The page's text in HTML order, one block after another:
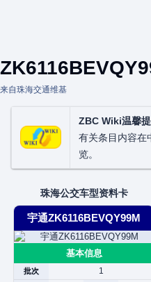
来自珠海交通维基
ZBC Wiki温馨提
有关条目内容在
览。
珠海公交车型资料卡
宇通ZK6116BEVQY99M
基本信息
批次 1